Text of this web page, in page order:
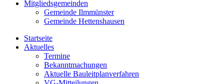
Mitgliedsgemeinden
Gemeinde Ilmmünster
Gemeinde Hettenshausen
Startseite
Aktuelles
Termine
Bekanntmachungen
Aktuelle Bauleitplanverfahren